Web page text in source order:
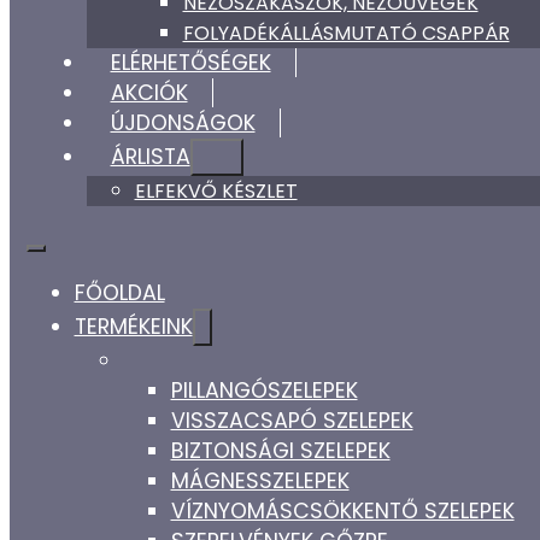
FOLYADÉKÁLLÁSMUTATÓ CSAPPÁR
ELÉRHETŐSÉGEK
AKCIÓK
ÚJDONSÁGOK
ÁRLISTA
ELFEKVŐ KÉSZLET
FŐOLDAL
TERMÉKEINK
PILLANGÓSZELEPEK
VISSZACSAPÓ SZELEPEK
BIZTONSÁGI SZELEPEK
MÁGNESSZELEPEK
VÍZNYOMÁSCSÖKKENTŐ SZELEPEK